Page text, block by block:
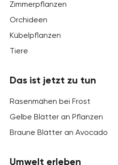
Zimmerpflanzen
Orchideen
Kübelpflanzen
Tiere
Das ist jetzt zu tun
Rasenmähen bei Frost
Gelbe Blätter an Pflanzen
Braune Blätter an Avocado
Umwelt erleben